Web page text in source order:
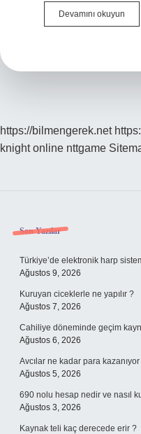
Devamını okuyun
https://bilmengerek.net
knight online nttgame
Sidebar
Son Yazılar
Türkiye’de elektronik harp
Ağustos 9, 2026
Kuruyan ciceklerle ne yapılır ?
Ağustos 7, 2026
Cahiliye döneminde geçim
Ağustos 6, 2026
Avcılar ne kadar para
Ağustos 5, 2026
690 nolu hesap nedir ve nasıl
Ağustos 3, 2026
Kaynak teli kaç derecede erir ?